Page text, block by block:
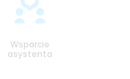
Wsparcie
asystenta